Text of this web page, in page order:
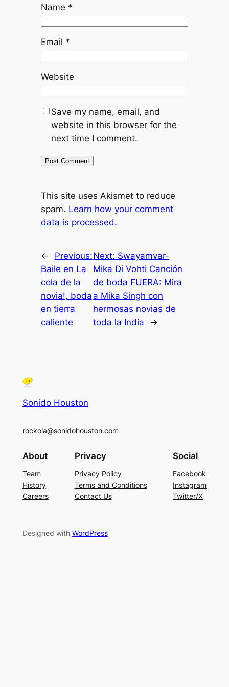
Name *
Email *
Website
Save my name, email, and
website in this browser for the
next time I comment.
This site uses Akismet to reduce
spam. Learn how your comment
data is processed.
←
Previous:
Baile en La
cola de la
novia!, boda
en tierra
caliente
Next: Swayamvar-
Mika Di Vohti Canción
de boda FUERA: Mira
a Mika Singh con
hermosas novias de
toda la India
→
Sonido Houston
rockola@sonidohouston.com
About
Team
History
Careers
Privacy
Privacy Policy
Terms and Conditions
Contact Us
Social
Facebook
Instagram
Twitter/X
Designed with WordPress